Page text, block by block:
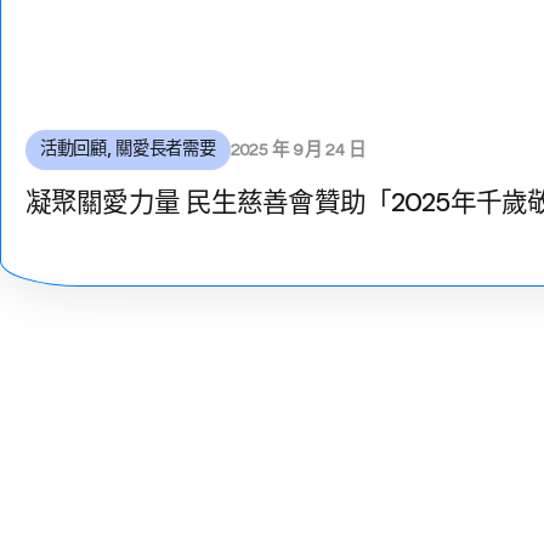
活動回顧, 關愛長者需要 2025 年 9 月 24 日
凝聚關愛力量 民生慈善會贊助「2025年千歲